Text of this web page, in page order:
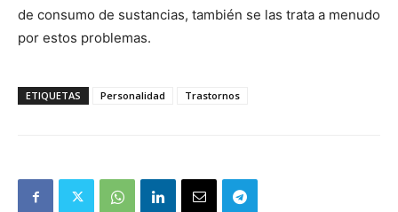
de consumo de sustancias, también se las trata a menudo
por estos problemas.
ETIQUETAS Personalidad Trastornos